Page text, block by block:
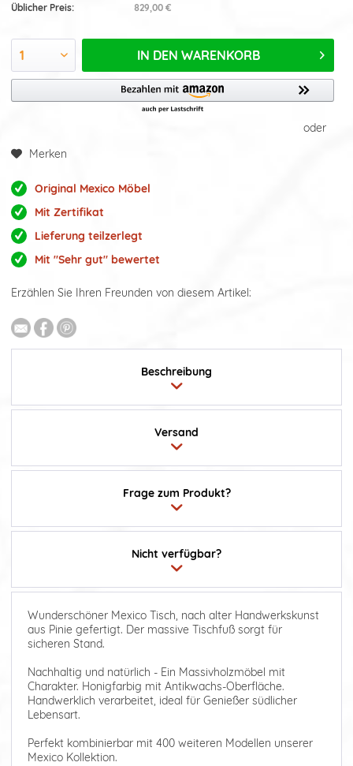
Üblicher Preis:
829,00 €
IN DEN WARENKORB
oder
Merken
Original Mexico Möbel
Mit Zertifikat
Lieferung teilzerlegt
Mit "Sehr gut" bewertet
Erzählen Sie Ihren Freunden von diesem Artikel:
Beschreibung
Frage zum Produkt?
Versand
Nicht verfügbar?
Wunderschöner Mexico Tisch, nach alter Handwerkskunst
aus Pinie gefertigt. Der massive Tischfuß sorgt für
sicheren Stand.
Nachhaltig und natürlich - Ein Massivholzmöbel mit
Charakter. Honigfarbig mit Antikwachs-Oberfläche.
Handwerklich verarbeitet, ideal für Genießer südlicher
Lebensart.
Perfekt kombinierbar mit 400 weiteren Modellen unserer
Mexico Kollektion.